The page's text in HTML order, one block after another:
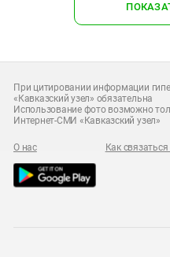
При цитировании информации
«Кавказский узел» обязательна
Использование фото возможно
Интернет-СМИ «Кавказский узел»
О нас Как